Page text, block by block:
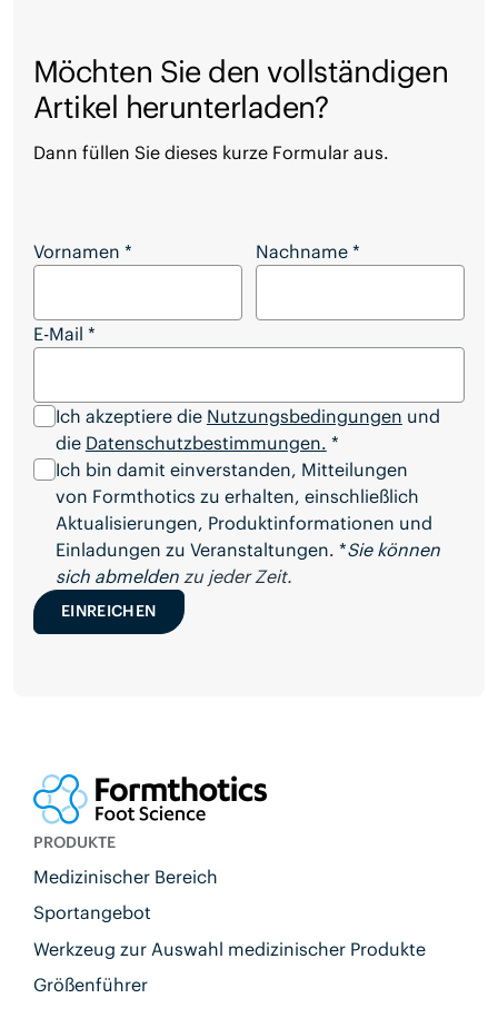
Möchten Sie den vollständigen
Artikel herunterladen?
Dann füllen Sie dieses kurze Formular aus.
Möchten Sie den vollständigen Artikel
Vornamen * Nachname *
E-Mail *
Ich akzeptiere die Nutzungsbedingungen und
die Datenschutzbestimmungen. *
Ich bin damit einverstanden, Mitteilungen
von Formthotics zu erhalten, einschließlich
Aktualisierungen, Produktinformationen und
Einladungen zu Veranstaltungen. *Sie können
sich abmeldenzu jeder Zeit.
EINREICHEN
PRODUKTE
Medizinischer Bereich
Sportangebot
Werkzeug zur Auswahl medizinischer Produkte
Größenführer